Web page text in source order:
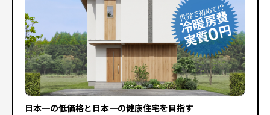
日本一の低価格と日本一の健康住宅を目指す